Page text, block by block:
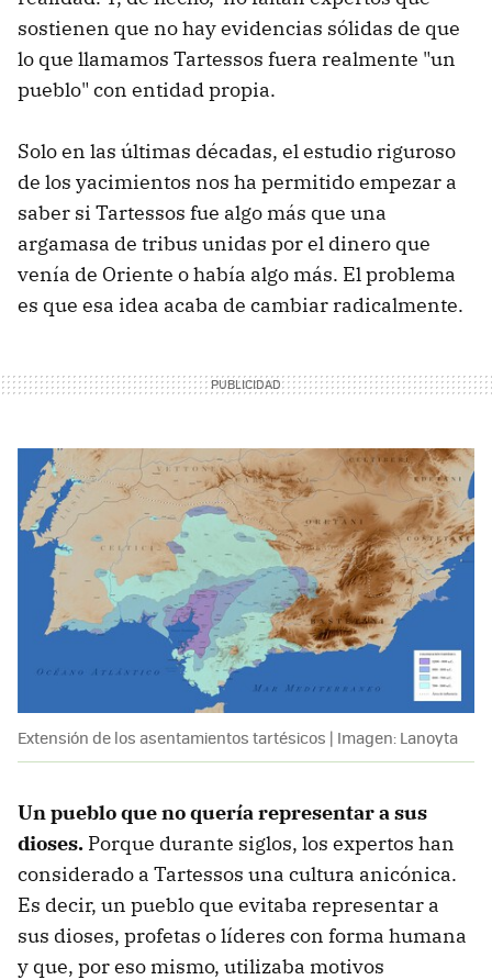
sostienen que no hay evidencias sólidas de que
lo que llamamos Tartessos fuera realmente "un
pueblo" con entidad propia.
Solo en las últimas décadas, el estudio riguroso
de los yacimientos nos ha permitido empezar a
saber si Tartessos fue algo más que una
argamasa de tribus unidas por el dinero que
venía de Oriente o había algo más. El problema
es que esa idea acaba de cambiar radicalmente.
Extensión de los asentamientos tartésicos | Imagen: Lanoyta
Un pueblo que no quería representar a sus
dioses. Porque durante siglos, los expertos han
considerado a Tartessos una cultura anicónica.
Es decir, un pueblo que evitaba representar a
sus dioses, profetas o líderes con forma humana
y que, por eso mismo, utilizaba motivos